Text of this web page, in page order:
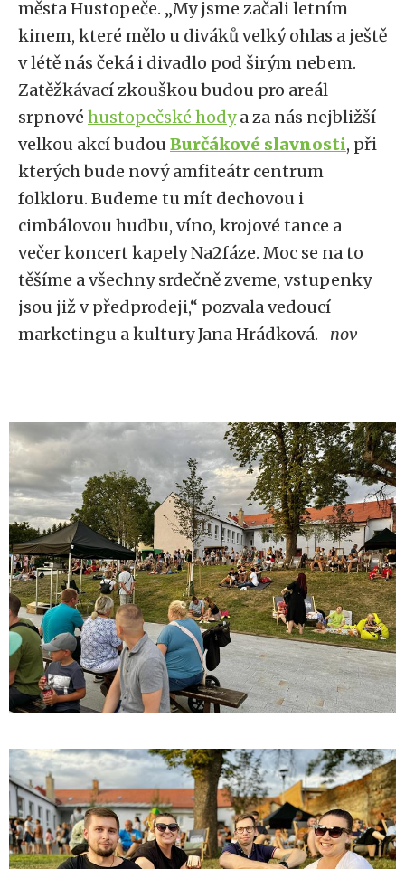
města Hustopeče. „My jsme začali letním
kinem, které mělo u diváků velký ohlas a ještě
v létě nás čeká i divadlo pod širým nebem.
Zatěžkávací zkouškou budou pro areál
srpnové hustopečské hodya za nás nejbližší
velkou akcí budouBurčákové slavnosti, při
kterých bude nový amfiteátr centrum
folkloru. Budeme tu mít dechovou i
cimbálovou hudbu, víno, krojové tance a
večer koncert kapely Na2fáze. Moc se na to
těšíme a všechny srdečně zveme, vstupenky
jsou již v předprodeji,“ pozvala vedoucí
marketingu a kultury Jana Hrádková. -nov-